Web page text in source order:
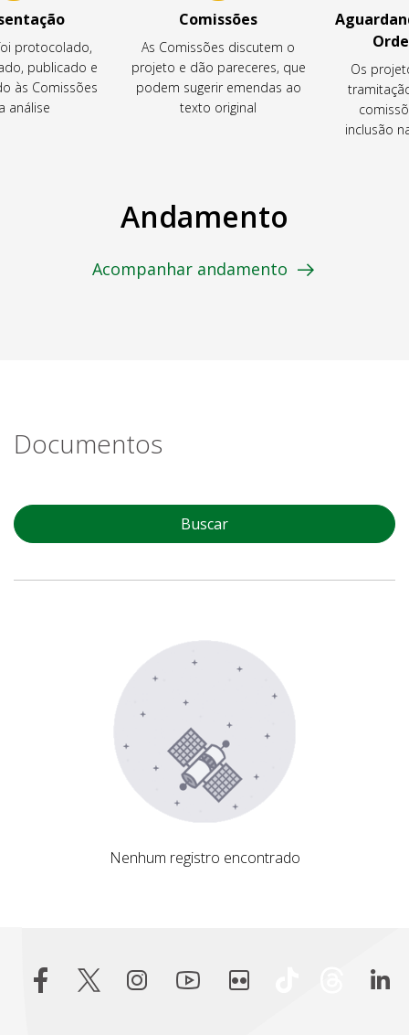
protocolado,
publicado e
às Comissões
análise
Comissões
As Comissões discutem o
projeto e dão pareceres, que
podem sugerir emendas ao
texto original
Os
inclusão
Andamento
Acompanhar andamento
Documentos
Buscar
Nenhum registro encontrado
Nenhum registro encontrado